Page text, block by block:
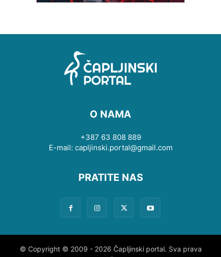
O NAMA
+387 63 808 889
E-mail: capljinski.portal@gmail.com
PRATITE NAS
© Copyright © 2009 - 2026 Čapljinski portal. Sva prava